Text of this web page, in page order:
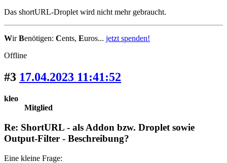
Das shortURL-Droplet wird nicht mehr gebraucht.
WirBenötigen: Cents, Euros... jetzt spenden!
Offline
#3 17.04.2023 11:41:52
kleo
Mitglied
Re: ShortURL - als Addon bzw. Droplet sowie
Output-Filter - Beschreibung?
Eine kleine Frage: